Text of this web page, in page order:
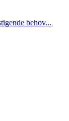
behov...